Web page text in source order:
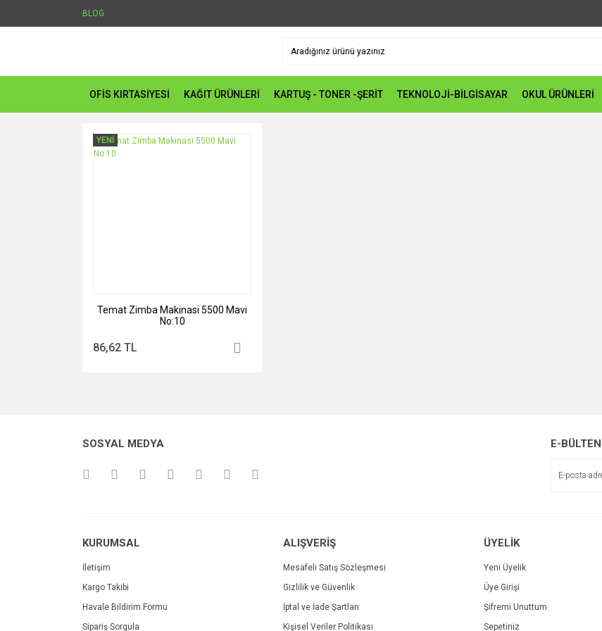
BLOG
OFİS KIRTASİYESİ KAĞIT ÜRÜNLERİ KARTUŞ - TONER -ŞERİT TEKNOLOJİ-BİLGİSAYAR OKUL ÜRÜNLERİ
YENİ
Temat Zimba Makinasi 5500 Mavi
No:10
86,62 TL
SOSYAL MEDYA E-BÜLTEN
KURUMSAL
İletişim
Kargo Takibi
Havale Bildirim Formu
Sipariş Sorgula
ALIŞVERİŞ
Mesafeli Satış Sözleşmesi
Gizlilik ve Güvenlik
İptal ve İade Şartları
Kişisel Veriler Politikası
ÜYELİK
Yeni Üyelik
Üye Girişi
Şifremi Unuttum
Sepetiniz